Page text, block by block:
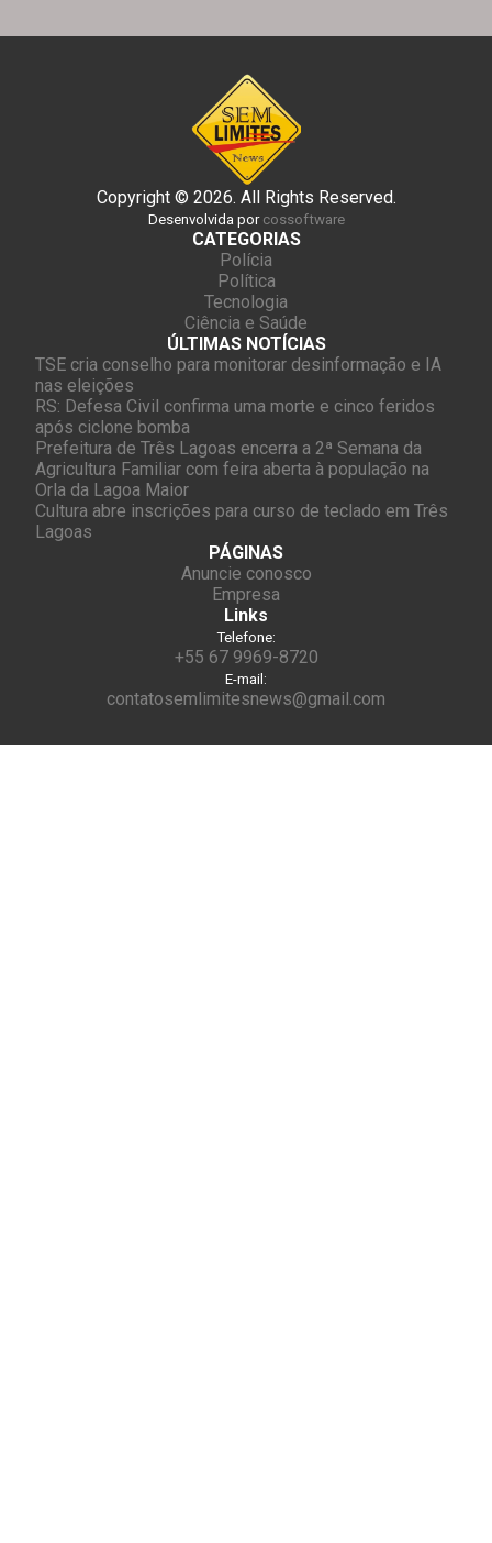
Copyright © 2026. All Rights Reserved.
Desenvolvida por cossoftware
CATEGORIAS
Polícia
Política
Tecnologia
Ciência e Saúde
ÚLTIMAS NOTÍCIAS
TSE cria conselho para monitorar desinformação e IA
nas eleições
RS: Defesa Civil confirma uma morte e cinco feridos
após ciclone bomba
Prefeitura de Três Lagoas encerra a 2ª Semana da
Agricultura Familiar com feira aberta à população na
Orla da Lagoa Maior
Cultura abre inscrições para curso de teclado em Três
Lagoas
PÁGINAS
Anuncie conosco
Empresa
Links
Telefone:
+55 67 9969-8720
E-mail:
contatosemlimitesnews@gmail.com